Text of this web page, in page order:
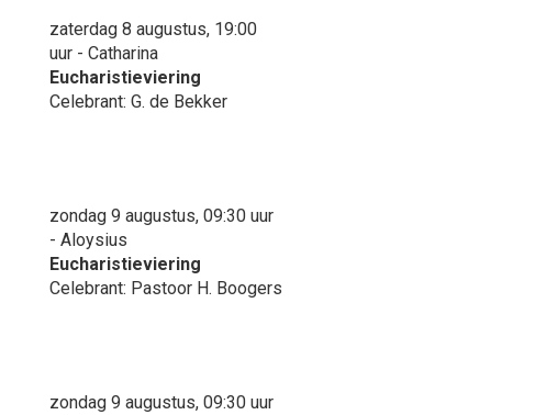
zaterdag 8 augustus, 19:00
uur - Catharina
Eucharistieviering
Celebrant: G. de Bekker
zondag 9 augustus, 09:30 uur
- Aloysius
Eucharistieviering
Celebrant: Pastoor H. Boogers
zondag 9 augustus, 09:30 uur